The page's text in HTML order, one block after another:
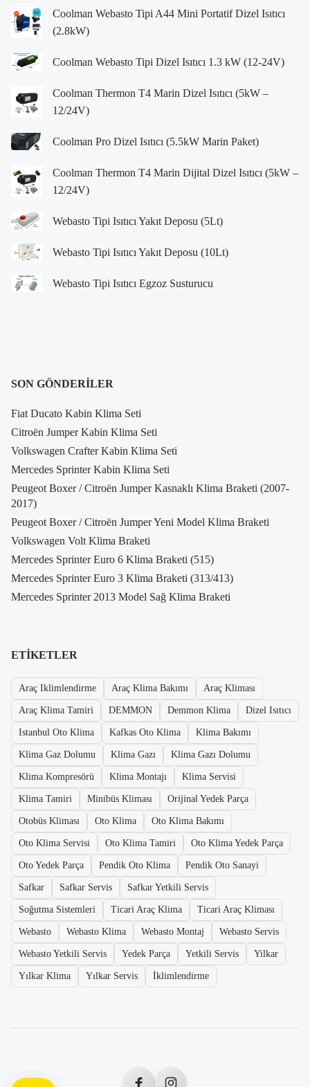
Coolman Webasto Tipi A44 Mini Portatif Dizel Isıtıcı
(2.8kW)
Coolman Webasto Tipi Dizel Isıtıcı 1.3 kW (12-24V)
Coolman Thermon T4 Marin Dizel Isıtıcı (5kW –
12/24V)
Coolman Pro Dizel Isıtıcı (5.5kW Marin Paket)
Coolman Thermon T4 Marin Dijital Dizel Isıtıcı (5kW –
12/24V)
Webasto Tipi Isıtıcı Yakıt Deposu (5Lt)
Webasto Tipi Isıtıcı Yakıt Deposu (10Lt)
Webasto Tipi Isıtıcı Egzoz Susturucu
SON GÖNDERILER
Fiat Ducato Kabin Klima Seti
Citroën Jumper Kabin Klima Seti
Volkswagen Crafter Kabin Klima Seti
Mercedes Sprinter Kabin Klima Seti
Peugeot Boxer / Citroën Jumper Kasnaklı Klima Braketi (2007-
2017)
Peugeot Boxer / Citroën Jumper Yeni Model Klima Braketi
Volkswagen Volt Klima Braketi
Mercedes Sprinter Euro 6 Klima Braketi (515)
Mercedes Sprinter Euro 3 Klima Braketi (313/413)
Mercedes Sprinter 2013 Model Sağ Klima Braketi
ETIKETLER
Araç Iklimlendirme Araç Klima Bakımı Araç Kliması
Araç Klima Tamiri DEMMON Demmon Klima Dizel Isıtıcı
Istanbul Oto Klima Kafkas Oto Klima Klima Bakımı
Klima Gaz Dolumu Klima Gazı Klima Gazı Dolumu
Klima Kompresörü Klima Montajı Klima Servisi
Klima Tamiri Minibüs Kliması Orijinal Yedek Parça
Otobüs Kliması Oto Klima Oto Klima Bakımı
Oto Klima Servisi Oto Klima Tamiri Oto Klima Yedek Parça
Oto Yedek Parça Pendik Oto Klima Pendik Oto Sanayi
Safkar Safkar Servis Safkar Yetkili Servis
Soğutma Sistemleri Ticari Araç Klima Ticari Araç Kliması
Webasto Webasto Klima Webasto Montaj Webasto Servis
Webasto Yetkili Servis Yedek Parça Yetkili Servis Yilkar
Yılkar Klima Yılkar Servis İklimlendirme